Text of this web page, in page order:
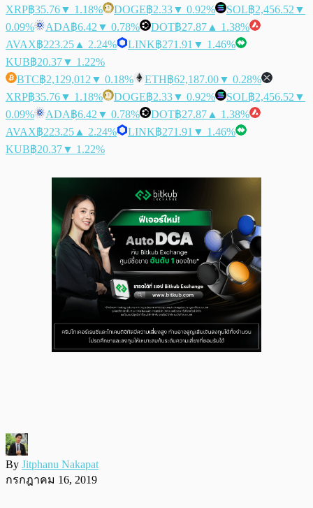
XRP฿35.76▼ 1.18% DOGE฿2.33▼ 0.92% SOL฿2,456.52 ▼
0.09%
ADA฿6.42 ▼ 0.78% DOT฿27.87 ▲ 1.38%
AVAX฿223.25 ▲ 2.24% LINK฿271.91 ▼ 1.46%
KUB฿20.37▼ 1.22%
BTC฿2,129,012 ▼ 0.18% ETH฿62,187.00▼ 0.28%
XRP฿35.76▼ 1.18% DOGE฿2.33▼ 0.92% SOL฿2,456.52 ▼
0.09%
ADA฿6.42 ▼ 0.78% DOT฿27.87 ▲ 1.38%
AVAX฿223.25 ▲ 2.24% LINK฿271.91 ▼ 1.46%
KUB฿20.37▼ 1.22%
By Jitphanu Nakapat
กรกฎาคม 16, 2019